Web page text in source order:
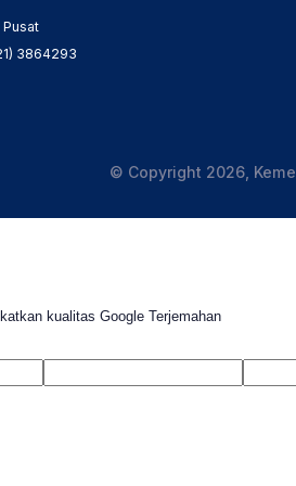
3864293
© Copyright 2026,
kualitas Google Terjemahan